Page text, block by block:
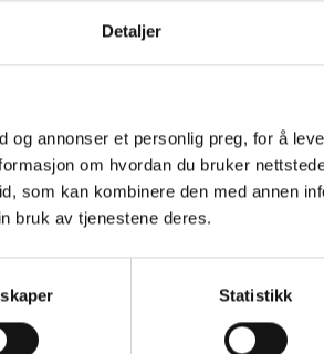
Detaljer
og annonser et personlig preg, for å
om hvordan du bruker
som kan kombinere den med annen
bruk av tjenestene deres.
Statistikk
60 mm
25 stk.